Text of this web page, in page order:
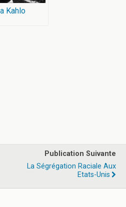
Kahlo
Publication Suivante
La Ségrégation Raciale Aux
Etats-Unis